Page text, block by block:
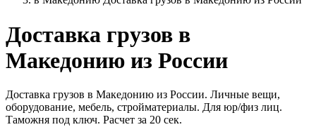
Доставка грузов в
Македонию из России
Доставка грузов в Македонию из России. Личные вещи,
оборудование, мебель, стройматериалы. Для юр/физ лиц.
Таможня под ключ. Расчет за 20 сек.